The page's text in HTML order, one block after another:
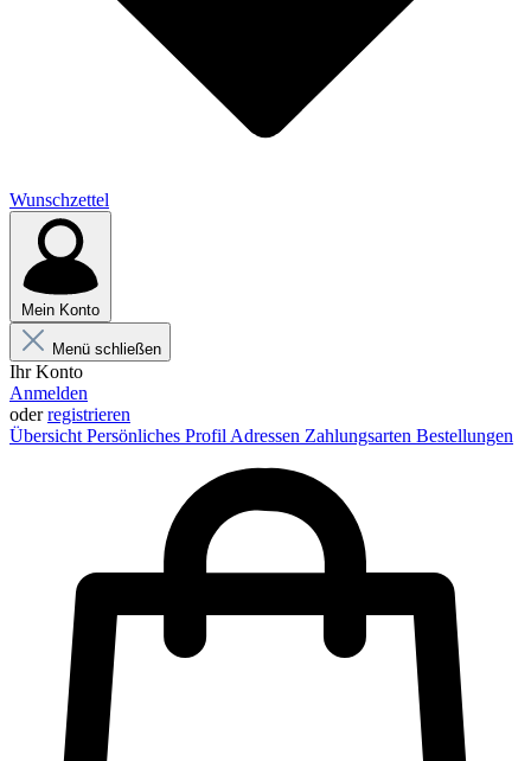
Wunschzettel
Mein Konto
Menü schließen
Ihr Konto
Anmelden
oderregistrieren
Übersicht Persönliches Profil Adressen Zahlungsarten Bestellungen